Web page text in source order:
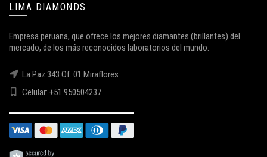
LIMA DIAMONDS
Empresa peruana, que ofrece los mejores diamantes (brillantes) del
mercado, de los más reconocidos laboratorios del mundo.
La Paz 343 Of. 01 Miraflores
Celular: +51 950504237